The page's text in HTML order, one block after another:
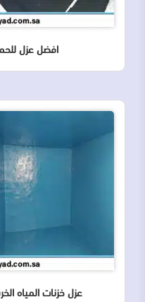
افضل عزل
عزل خزنات المياه